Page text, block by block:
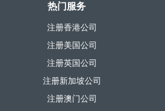
热门服务
注册香港公司
注册美国公司
注册英国公司
注册新加坡公司
注册澳门公司